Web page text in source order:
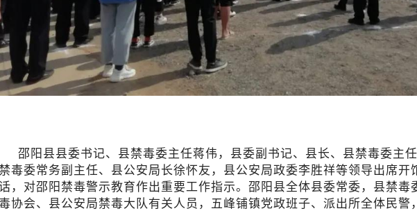
邵阳县县委书记、县禁毒委主任蒋伟，县委副书记、县长、县禁毒委主
禁毒委常务副主任、县公安局长徐怀友，县公安局政委李胜祥等领导出席开
，对邵阳禁毒警示教育作出重要工作指示。邵阳县全体县委常委，县禁毒
协会、县公安局禁毒大队有关人员，五峰铺镇党政班子、派出所全体民警